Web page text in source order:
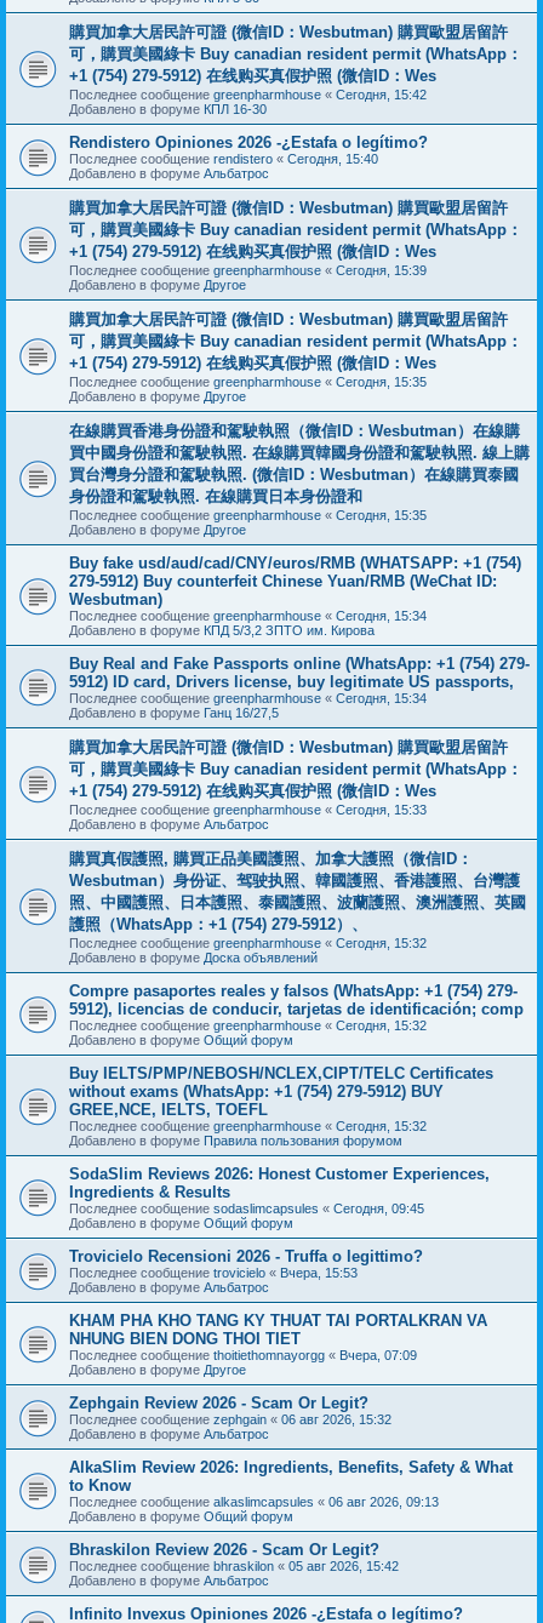
購買加拿大居民許可證 (微信ID：Wesbutman) 購買歐盟居留許
可，購買美國綠卡 Buy canadian resident permit (WhatsApp：
+1 (754) 279-5912) 在线购买真假护照 (微信ID：Wes
Последнее сообщение greenpharmhouse « Сегодня, 15:42
Добавлено в форуме КПЛ 16-30
Rendistero Opiniones 2026 -¿Estafa o legítimo?
Последнее сообщение rendistero « Сегодня, 15:40
Добавлено в форуме Альбатрос
購買加拿大居民許可證 (微信ID：Wesbutman) 購買歐盟居留許
可，購買美國綠卡 Buy canadian resident permit (WhatsApp：
+1 (754) 279-5912) 在线购买真假护照 (微信ID：Wes
Последнее сообщение greenpharmhouse « Сегодня, 15:39
Добавлено в форуме Другое
購買加拿大居民許可證 (微信ID：Wesbutman) 購買歐盟居留許
可，購買美國綠卡 Buy canadian resident permit (WhatsApp：
+1 (754) 279-5912) 在线购买真假护照 (微信ID：Wes
Последнее сообщение greenpharmhouse « Сегодня, 15:35
Добавлено в форуме Другое
在線購買香港身份證和駕駛執照（微信ID：Wesbutman）在線購
買中國身份證和駕駛執照. 在線購買韓國身份證和駕駛執照. 線上購
買台灣身分證和駕駛執照. (微信ID：Wesbutman）在線購買泰國
身份證和駕駛執照. 在線購買日本身份證和
Последнее сообщение greenpharmhouse « Сегодня, 15:35
Добавлено в форуме Другое
Buy fake usd/aud/cad/CNY/euros/RMB (WHATSAPP: +1 (754)
279-5912) Buy counterfeit Chinese Yuan/RMB (WeChat ID:
Wesbutman)
Последнее сообщение greenpharmhouse « Сегодня, 15:34
Добавлено в форуме КПД 5/3,2 ЗПТО им. Кирова
Buy Real and Fake Passports online (WhatsApp: +1 (754) 279-
5912) ID card, Drivers license, buy legitimate US passports,
Последнее сообщение greenpharmhouse « Сегодня, 15:34
Добавлено в форуме Ганц 16/27,5
購買加拿大居民許可證 (微信ID：Wesbutman) 購買歐盟居留許
可，購買美國綠卡 Buy canadian resident permit (WhatsApp：
+1 (754) 279-5912) 在线购买真假护照 (微信ID：Wes
Последнее сообщение greenpharmhouse « Сегодня, 15:33
Добавлено в форуме Альбатрос
購買真假護照, 購買正品美國護照、加拿大護照（微信ID：
Wesbutman）身份证、驾驶执照、韓國護照、香港護照、台灣護
照、中國護照、日本護照、泰國護照、波蘭護照、澳洲護照、英國
護照（WhatsApp：+1 (754) 279-5912）、
Последнее сообщение greenpharmhouse « Сегодня, 15:32
Добавлено в форуме Доска объявлений
Compre pasaportes reales y falsos (WhatsApp: +1 (754) 279-
5912), licencias de conducir, tarjetas de identificación; comp
Последнее сообщение greenpharmhouse « Сегодня, 15:32
Добавлено в форуме Общий форум
Buy IELTS/PMP/NEBOSH/NCLEX,CIPT/TELC Certificates
without exams (WhatsApp: +1 (754) 279-5912) BUY
GREE,NCE, IELTS, TOEFL
Последнее сообщение greenpharmhouse « Сегодня, 15:32
Добавлено в форуме Правила пользования форумом
SodaSlim Reviews 2026: Honest Customer Experiences,
Ingredients & Results
Последнее сообщение sodaslimcapsules « Сегодня, 09:45
Добавлено в форуме Общий форум
Trovicielo Recensioni 2026 - Truffa o legittimo?
Последнее сообщение trovicielo « Вчера, 15:53
Добавлено в форуме Альбатрос
KHAM PHA KHO TANG KY THUAT TAI PORTALKRAN VA
NHUNG BIEN DONG THOI TIET
Последнее сообщение thoitiethomnayorgg « Вчера, 07:09
Добавлено в форуме Другое
Zephgain Review 2026 - Scam Or Legit?
Последнее сообщение zephgain « 06 авг 2026, 15:32
Добавлено в форуме Альбатрос
AlkaSlim Review 2026: Ingredients, Benefits, Safety & What
to Know
Последнее сообщение alkaslimcapsules « 06 авг 2026, 09:13
Добавлено в форуме Общий форум
Bhraskilon Review 2026 - Scam Or Legit?
Последнее сообщение bhraskilon « 05 авг 2026, 15:42
Добавлено в форуме Альбатрос
Infinito Invexus Opiniones 2026 -¿Estafa o legítimo?